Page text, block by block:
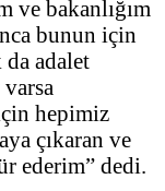
ve bakanlığım
bunun için
adalet
hepimiz
çıkaran ve
ederim” dedi.